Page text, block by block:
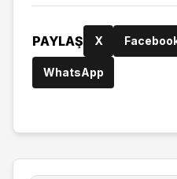
PAYLAŞ X
WhatsApp